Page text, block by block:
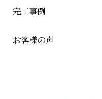
完工事例
お客様の声